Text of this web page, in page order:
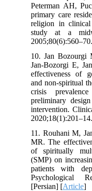
Peterman AH,
primary care
religion in
study at a
10. Jan
Jan-Bozorgi E,
effectiveness of
and non-spiritual
crisis
preliminary
intervention.
11. Rouhani M,
MR. The
of spiritually
(SMP) on
patients with
Psychological
[Persian] [Article